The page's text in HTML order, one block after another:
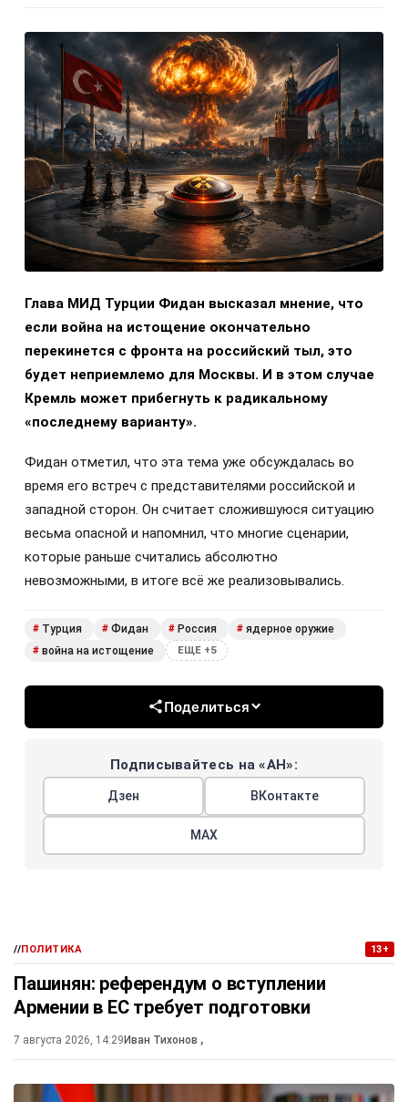
Глава МИД Турции Фидан высказал мнение, что
если война на истощение окончательно
перекинется с фронта на российский тыл, это
будет неприемлемо для Москвы. И в этом случае
Кремль может прибегнуть к радикальному
«последнему варианту».
Фидан отметил, что эта тема уже обсуждалась во
время его встреч с представителями российской и
западной сторон. Он считает сложившуюся ситуацию
весьма опасной и напомнил, что многие сценарии,
которые раньше считались абсолютно
невозможными, в итоге всё же реализовывались.
# Турция # Фидан # Россия # ядерное оружие
# война на истощение ЕЩЕ +5
Поделиться
Подписывайтесь на «АН»:
Дзен ВКонтакте
МАХ
//ПОЛИТИКА 13+
Пашинян: референдум о вступлении
Армении в ЕС требует подготовки
7 августа 2026, 14:29Иван Тихонов ,